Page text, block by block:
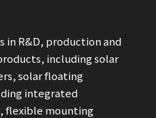
in R&D, production and
including solar
solar floating
integrated
flexible mounting